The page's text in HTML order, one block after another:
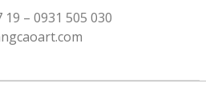
– 0931 505 030